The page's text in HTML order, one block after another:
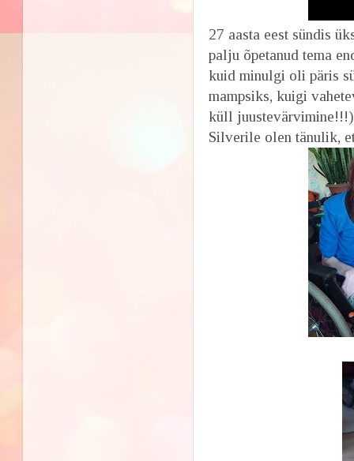
27 aasta eest sündis
palju õpetanud tema
kuid minulgi oli päris
mampsiks, kuigi
küll
Silverile olen tänulik,